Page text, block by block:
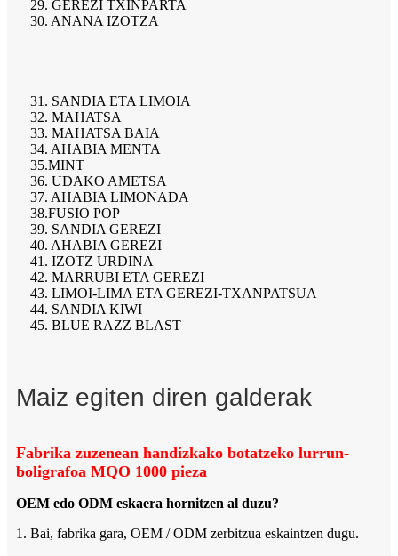
29. GEREZI TXINPARTA
30. ANANA IZOTZA
31. SANDIA ETA LIMOIA
32. MAHATSA
33. MAHATSA BAIA
34. AHABIA MENTA
35.MINT
36. UDAKO AMETSA
37. AHABIA LIMONADA
38.FUSIO POP
39. SANDIA GEREZI
40. AHABIA GEREZI
41. IZOTZ URDINA
42. MARRUBI ETA GEREZI
43. LIMOI-LIMA ETA GEREZI-TXANPATSUA
44. SANDIA KIWI
45. BLUE RAZZ BLAST
Maiz egiten diren galderak
Fabrika zuzenean handizkako botatzeko lurrun-
boligrafoa MQO 1000 pieza
OEM edo ODM eskaera hornitzen al duzu?
1. Bai, fabrika gara, OEM / ODM zerbitzua eskaintzen dugu.